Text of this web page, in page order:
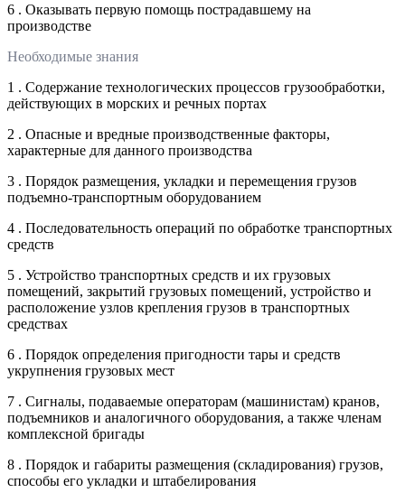
6 . Оказывать первую помощь пострадавшему на
производстве
Необходимые знания
1 . Содержание технологических процессов грузообработки,
действующих в морских и речных портах
2 . Опасные и вредные производственные факторы,
характерные для данного производства
3 . Порядок размещения, укладки и перемещения грузов
подъемно-транспортным оборудованием
4 . Последовательность операций по обработке транспортных
средств
5 . Устройство транспортных средств и их грузовых
помещений, закрытий грузовых помещений, устройство и
расположение узлов крепления грузов в транспортных
средствах
6 . Порядок определения пригодности тары и средств
укрупнения грузовых мест
7 . Сигналы, подаваемые операторам (машинистам) кранов,
подъемников и аналогичного оборудования, а также членам
комплексной бригады
8 . Порядок и габариты размещения (складирования) грузов,
способы его укладки и штабелирования